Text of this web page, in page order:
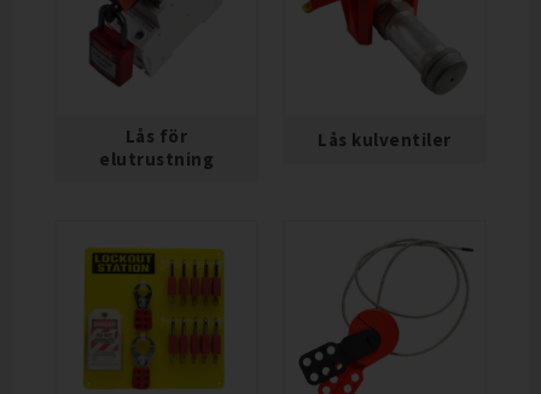
Lås för
elutrustning
Lås kulventiler